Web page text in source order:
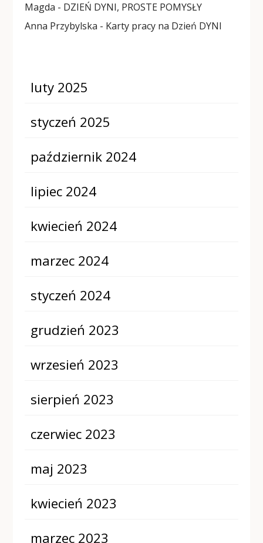
Magda - DZIEŃ DYNI, PROSTE POMYSŁY
Anna Przybylska - Karty pracy na Dzień DYNI
luty 2025
styczeń 2025
październik 2024
lipiec 2024
kwiecień 2024
marzec 2024
styczeń 2024
grudzień 2023
wrzesień 2023
sierpień 2023
czerwiec 2023
maj 2023
kwiecień 2023
marzec 2023